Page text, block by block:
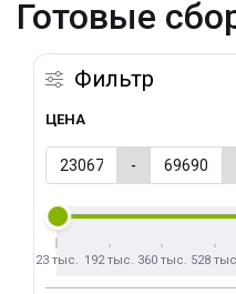
Готовые
Фильтр
ЦЕНА
-
23 тыс. 192 тыс. 360 тыс. 528